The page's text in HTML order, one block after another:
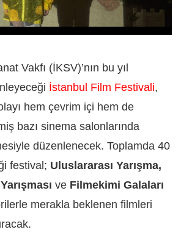
Vakfı (İKSV)’nın bu yıl
İstanbul Film Festivali,
hem çevrim içi hem de
bazı sinema salonlarında
düzenlenecek. Toplamda 40
festival; Uluslararası Yarışma,
ve Filmekimi Galaları
merakla beklenen filmleri